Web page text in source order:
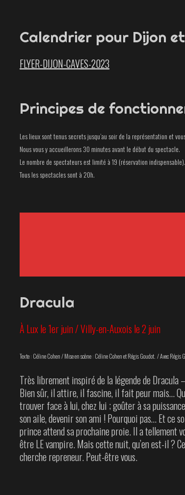
Calendrier pour Dijon
FLYER-DIJON-CAVES-2023
Principes de
Les lieux sont tenus secrets jusqu’au soir de la représentation et
Nous vous y accueillerons 30 minutes avant le début du spectacle.
Le nombre de spectateurs est limité à 19 (réservation indispensable).
Tous les spectacles sont à 20h.
Dracula
À Lux le 1er juin / Villy-en-Auxois le 2 juin
Texte : Céline Cohen / Mise en scène : Céline Cohen et Régis Goudot. / Avec Régis
Très librement inspiré de la légende de
Bien sûr, il attire, il fascine, il fait peur mais…
trouver face à lui, chez lui ; goûter à sa
son aile, devenir son ami ! Pourquoi pas… Et ce
prince attend sa prochaine proie. Il a tellement
être LE vampire. Mais cette nuit, qu’en est-il ?
cherche repreneur. Peut-être vous.